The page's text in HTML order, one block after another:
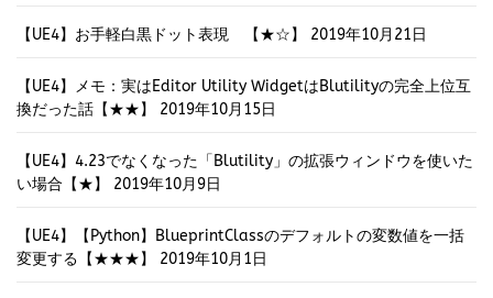
【UE4】お手軽白黒ドット表現 【★☆】 2019年10月21日
【UE4】メモ：実はEditor Utility WidgetはBlutilityの完全上位互
換だった話【★★】
2019年10月15日
【UE4】4.23でなくなった「Blutility」の拡張ウィンドウを使いた
い場合【★】
2019年10月9日
【UE4】【Python】BlueprintClassのデフォルトの変数値を一括
変更する【★★★】
2019年10月1日